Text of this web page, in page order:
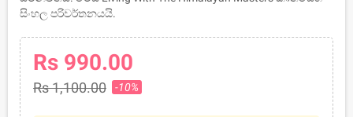
සිංහල පරිවර්තනයයි.
Rs 990.00
Rs 1,100.00 -10%